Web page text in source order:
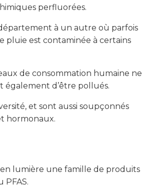
perfluorées.
département à un autre où parfois
pluie est contaminée à certains
de consommation humaine ne
également d’être pollués.
et sont aussi soupçonnés
hormonaux.
lumière une famille de produits
PFAS.